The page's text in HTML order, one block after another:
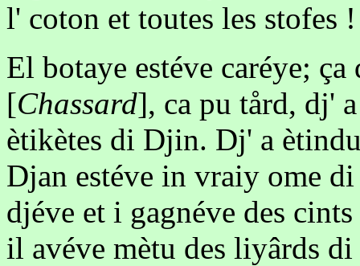
l' coton et toutes les stofes
El botaye estéve caréye; ça
[Chassard], ca pu tård, dj'
ètikètes di Djin. Dj' a
Djan estéve in vraiy ome
djéve et i gagnéve des
il avéve mètu des liyârds